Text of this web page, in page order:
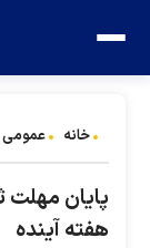
خانه عمومی
پایان مهلت
هفته آینده